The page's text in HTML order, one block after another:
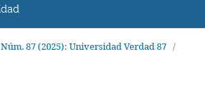
Núm. 87 (2025): Universidad Verdad 87 /